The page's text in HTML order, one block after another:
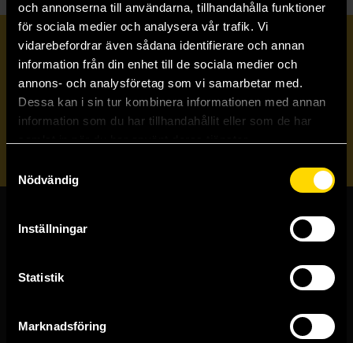
och annonserna till användarna, tillhandahålla funktioner
för sociala medier och analysera vår trafik. Vi
vidarebefordrar även sådana identifierare och annan
information från din enhet till de sociala medier och
annons- och analysföretag som vi samarbetar med.
Dessa kan i sin tur kombinera informationen med annan
information som du har tillhandahållit eller som de har
Nödvändig
Inställningar
Statistik
Marknadsföring
Prenumerera på vårt nyhetsbrev
Veckobrevet
Skicka
Butiker & kundtjänst
Stockholmsbutiken
Västerlånggatan 48
Göteborgsbutiken